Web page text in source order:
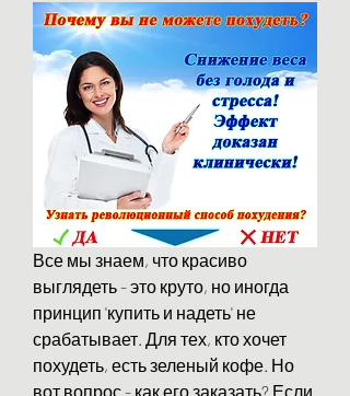
Все мы знаем, что красиво
выглядеть - это круто, но иногда
принцип 'купить и надеть' не
срабатывает. Для тех, кто хочет
похудеть, есть зеленый кофе. Но
вот вопрос - как его заказать? Если